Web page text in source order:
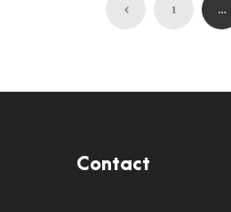
1 …
Contact